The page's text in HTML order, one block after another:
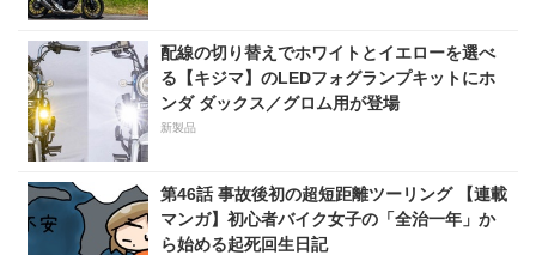
配線の切り替えでホワイトとイエローを選べ
る【キジマ】のLEDフォグランプキットにホ
ンダ ダックス／グロム用が登場
新製品
第46話 事故後初の超短距離ツーリング 【連載
マンガ】初心者バイク女子の「全治一年」か
ら始める起死回生日記